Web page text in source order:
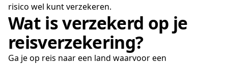
risico wel kunt verzekeren.
Wat is verzekerd op je
reisverzekering?
Ga je op reis naar een land waarvoor een